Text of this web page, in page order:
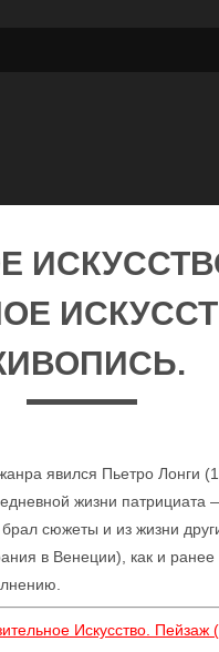
явился Пьетро Лонги
жизни патрициата
сюжеты и из жизни
в Венеции), как и
Искусство. Пейзаж